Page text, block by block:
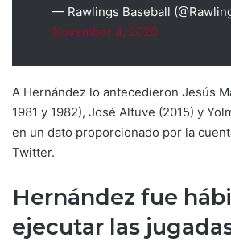
— Rawlings Baseball
November 4, 2020
A Hernández lo antecedieron Jesús
1981 y 1982), José Altuve (2015) y
en un dato proporcionado por la
Twitter.
Hernández fue
ejecutar las